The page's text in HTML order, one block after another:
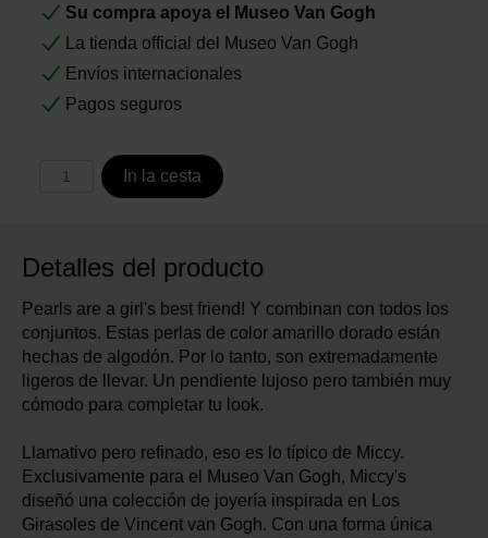
Su compra apoya el Museo Van Gogh
La tienda official del Museo Van Gogh
Envíos internacionales
Pagos seguros
In la cesta
Detalles del producto
Pearls are a girl's best friend! Y combinan con todos los
conjuntos. Estas perlas de color amarillo dorado están
hechas de algodón. Por lo tanto, son extremadamente
ligeros de llevar. Un pendiente lujoso pero también muy
cómodo para completar tu look.
Llamativo pero refinado, eso es lo típico de Miccy.
Exclusivamente para el Museo Van Gogh, Miccy's
diseñó una colección de joyería inspirada en Los
Girasoles de Vincent van Gogh. Con una forma única